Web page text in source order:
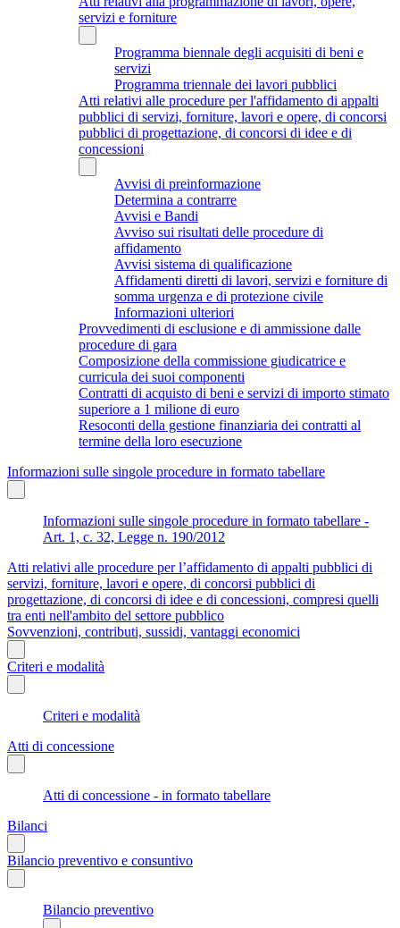
servizi e forniture
Programma biennale degli acquisiti di beni e
servizi
Programma triennale dei lavori pubblici
Atti relativi alle procedure per l'affidamento di appalti
pubblici di servizi, forniture, lavori e opere, di concorsi
pubblici di progettazione, di concorsi di idee e di
concessioni
Avvisi di preinformazione
Determina a contrarre
Avvisi e Bandi
Avviso sui risultati delle procedure di
affidamento
Avvisi sistema di qualificazione
Affidamenti diretti di lavori, servizi e forniture di
somma urgenza e di protezione civile
Informazioni ulteriori
Provvedimenti di esclusione e di ammissione dalle
procedure di gara
Composizione della commissione giudicatrice e
curricula dei suoi componenti
Contratti di acquisto di beni e servizi di importo stimato
superiore a 1 milione di euro
Resoconti della gestione finanziaria dei contratti al
termine della loro esecuzione
Informazioni sulle singole procedure in formato tabellare
Informazioni sulle singole procedure in formato tabellare -
Art. 1, c. 32, Legge n. 190/2012
Atti relativi alle procedure per l’affidamento di appalti pubblici di
servizi, forniture, lavori e opere, di concorsi pubblici di
progettazione, di concorsi di idee e di concessioni, compresi quelli
tra enti nell'ambito del settore pubblico
Sovvenzioni, contributi, sussidi, vantaggi economici
Criteri e modalità
Criteri e modalità
Atti di concessione
Atti di concessione - in formato tabellare
Bilanci
Bilancio preventivo e consuntivo
Bilancio preventivo